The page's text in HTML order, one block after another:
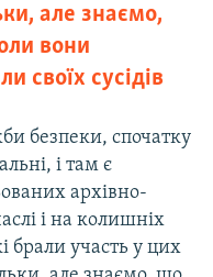
але знаємо,
вони
своїх сусідів
безпеки, спочатку
і там є
архівно-
і на колишніх
брали участь у цих